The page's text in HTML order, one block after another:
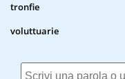
tronfie
voluttuarie